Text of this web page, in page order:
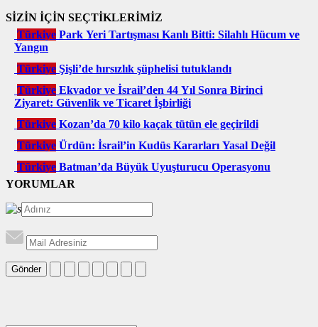
SİZİN İÇİN SEÇTİKLERİMİZ
Türkiye Park Yeri Tartışması Kanlı Bitti: Silahlı Hücum ve
Yangın
Türkiye Şişli’de hırsızlık şüphelisi tutuklandı
Türkiye Ekvador ve İsrail’den 44 Yıl Sonra Birinci
Ziyaret: Güvenlik ve Ticaret İşbirliği
Türkiye Kozan’da 70 kilo kaçak tütün ele geçirildi
Türkiye Ürdün: İsrail’in Kudüs Kararları Yasal Değil
Türkiye Batman’da Büyük Uyuşturucu Operasyonu
YORUMLAR
Gönder